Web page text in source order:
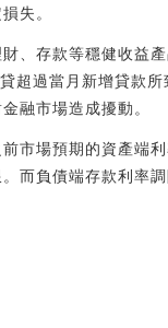
失。
、存款等穩健收益
超過當月新增貸款
融市場造成擾動。
市場預期的資產端
而負債端存款利率